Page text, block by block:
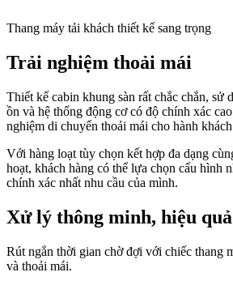
Thang máy tải khách thiết kế sang trọng
Trải nghiệm thoải mái
Thiết kế cabin khung sàn rất chắc chắn, sử
ồn và hệ thống động cơ có độ chính xác
nghiệm di chuyển thoải mái cho hành
Với hàng loạt tùy chọn kết hợp đa dạng
hoạt, khách hàng có thể lựa chọn cấu hình
chính xác nhất nhu cầu của mình.
Xử lý thông minh, hiệu
Rút ngắn thời gian chờ đợi với chiếc thang
và thoải mái.